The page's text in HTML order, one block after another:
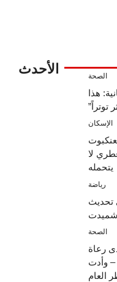
الأحدث الصحة
هذا
توتراً”
الإسكان
لا
يتحمله
رياضة
تحديث
شميدت
الصحة
رعاة
– وأدت
العام